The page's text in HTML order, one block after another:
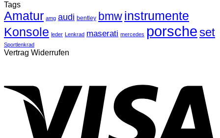
Tags
Amatur amg audi bentley bmwinstrumente
Konsole leder Lenkrad maserati mercedes porsche set
Sportlenkrad
Vertrag Widerrufen